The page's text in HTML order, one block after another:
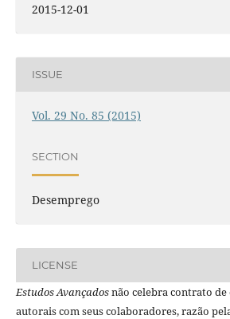
2015-12-01
ISSUE
Vol. 29 No. 85 (2015)
SECTION
Desemprego
LICENSE
Estudos Avançadosnão celebra contrato de
autorais com seus colaboradores, razão